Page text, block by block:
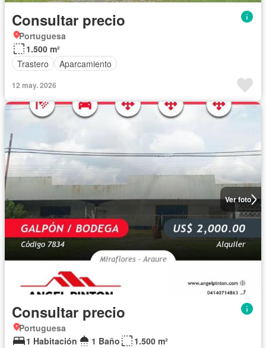
Consultar precio
Portuguesa
1.500 m²
Trastero
Aparcamiento
12 may. 2026
Ver foto
Consultar precio
Portuguesa
1 Habitación
1 Baño
1.500 m²